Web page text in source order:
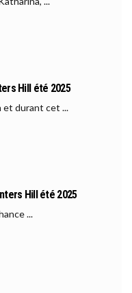
Hill été 2025
et durant cet ...
Hill été 2025
...